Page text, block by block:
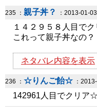
235 ： 親子丼？ ：2013-01-
１４２９５８人目でク
これって親子丼なの？
ネタバレ内容を表示
236 ： ☆りんご飴☆ ：
142961人目でクリア☆